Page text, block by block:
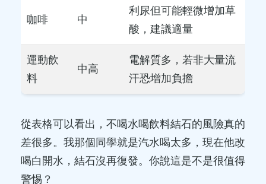
咖啡 中
利尿但可能輕微增加草
酸，建議適量
運動飲
料
中高
電解質多，若非大量流
汗恐增加負擔
從表格可以看出，不喝水喝飲料結石的風險真的
差很多。我那個同學就是汽水喝太多，現在他改
喝白開水，結石沒再復發。你說這是不是很值得
警惕？